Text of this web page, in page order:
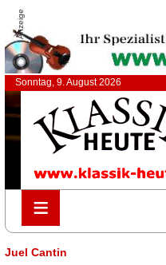
Anzeige
Sonntag, 9. August 2026
≡
≡
Juel Cantin